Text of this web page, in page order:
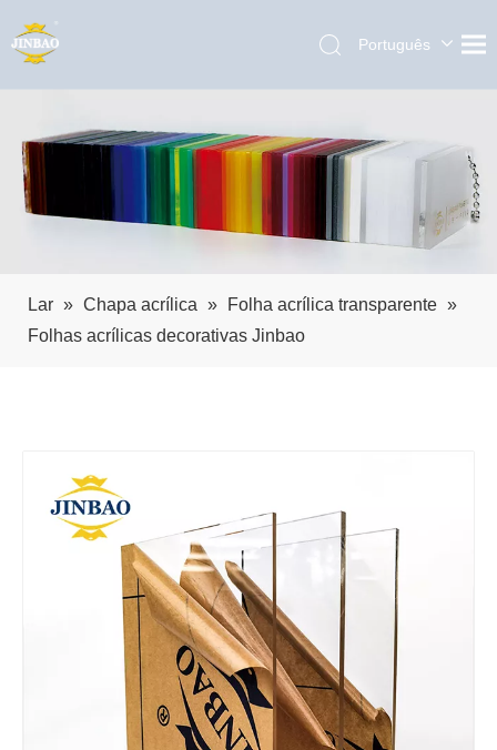
Português
Pусский
Lar » Chapa acrílica » Folha acrílica transparente »
Folhas acrílicas decorativas Jinbao